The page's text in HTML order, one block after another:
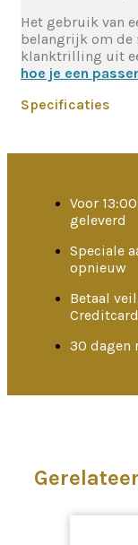
Het gebruik van
belangrijk om de
klanktrilling uit
hoe je een
Specificaties
Voor
geleverd
Speciale
opnieuw
Betaal
30 dagen